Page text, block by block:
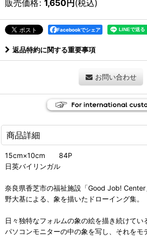
販売価格: 1,650円(税込)
Facebookでシェア
返品特約に関する重要事項
お問い合わせ
商品詳細
15cm×10cm 84P
日英バイリンガル
奈良県香芝市の福祉施設「Good Job!
野大基による、象を描いたドローイング集。
日々独特なフォルムの象の絵を描き続けてい
パソコンモニターの中の象を写し、それをモ